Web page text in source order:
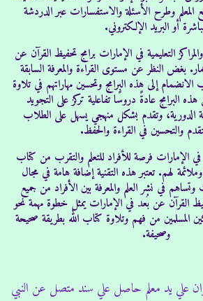
وطرح الأسئلة والاستفسارات عبر الدردشة
أو البريد الإلكتروني.
التعليمية في الإمارات برامج تحفيظ القرآن عن
بغض النظر عن مستوى القراءة والمعرفة السابقة
الانضمام إلى هذه البرامج وتحسين مهاراتهم في تلاوة
البرامج عادةً دروسًا تفاعلية تركز على التجويد
الدورية، وتقدم بشكل منهجي يسهل على الطلاب
والتحسين في القراءة والحفظ.
الإمارات فرصة للأفراد للتعلم والتقرب من كتاب
لهم. تعتبر هذه التقنية إضافة هامة في مجال
في نشر العلم والمعرفة بين الأفراد من جميع
القرآن عن بُعد في الإمارات يمثل خطوة مهمة نحو
المسلمين من فهم وتلاوة كتاب الله بطريقة صحيحة
وصحيفة.
علي يد معلم حاصل علي سند متصل عن النبي